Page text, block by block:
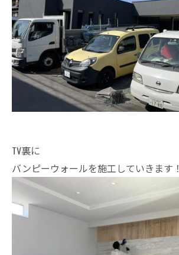
TV裏に
バンピーウォールを施工していきます！